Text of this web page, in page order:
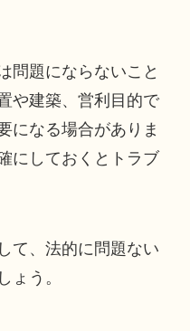
問題にならないこと
や建築、営利目的で
になる場合がありま
にしておくとトラブ
て、法的に問題ない
ょう。